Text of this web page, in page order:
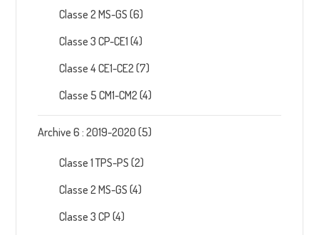
Classe 2 MS-GS (6)
Classe 3 CP-CE1 (4)
Classe 4 CE1-CE2(7)
Classe 5 CM1-CM2(4)
Archive 6 : 2019-2020 (5)
Classe 1 TPS-PS (2)
Classe 2 MS-GS (4)
Classe 3 CP (4)